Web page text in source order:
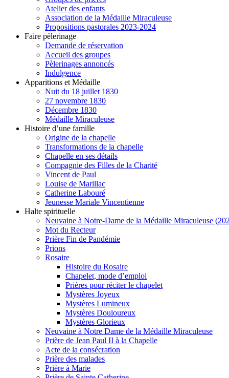
Atelier des enfants
Association de la Médaille Miraculeuse
Propositions pastorales 2023-2024
Faire pèlerinage
Demande de réservation
Accueil des groupes
Pèlerinages annoncés
Indulgence
Apparitions et Médaille
Nuit du 18 juillet 1830
27 novembre 1830
Décembre 1830
Médaille Miraculeuse
Histoire d’une famille
Origine de la chapelle
Transformations de la chapelle
Chapelle en ses détails
Compagnie des Filles de la Charité
Vincent de Paul
Louise de Marillac
Catherine Labouré
Jeunesse Mariale Vincentienne
Halte spirituelle
Neuvaine à Notre-Dame de la Médaille Miraculeuse
Mot du Recteur
Prière Fin de Pandémie
Prions
Rosaire
Histoire du Rosaire
Chapelet, mode d’emploi
Prières pour réciter le chapelet
Mystères Joyeux
Mystères Lumineux
Mystères Douloureux
Mystères Glorieux
Neuvaine à Notre Dame de la Médaille Miraculeuse
Prière de Jean Paul II à la Chapelle
Acte de la consécration
Prière des malades
Prière à Marie